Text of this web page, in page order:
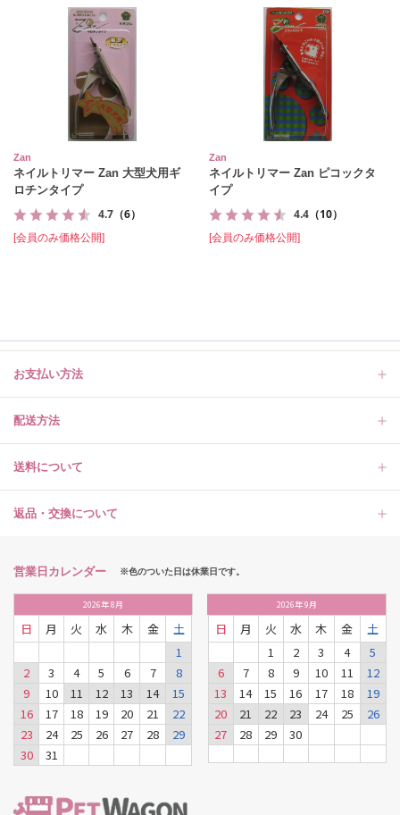
Zan
ネイルトリマー Zan 大型犬用ギ
ロチンタイプ
4.7 （6）
[会員のみ価格公開]
Zan
ネイルトリマー Zan ピコックタ
イプ
4.4 （10）
[会員のみ価格公開]
お支払い方法
配送方法
送料について
返品・交換について
営業日カレンダー ※色のついた日は休業日です。
2026年8月
日 月 火 水 木 金
土
1
2
3 4 5 6 7
8
9
10 11 12 13 14
15
16
17 18 19 20 21
22
23
24 25 26 27 28
29
30
31
2026年9月
日 月 火 水 木 金
土
1
2 3 4
5
6
7 8 9 10 11
12
13
14 15 16 17 18
19
20
21 22 23 24 25
26
27
28 29 30